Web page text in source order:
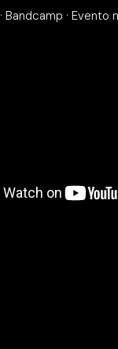
·Bandcamp ·Evento